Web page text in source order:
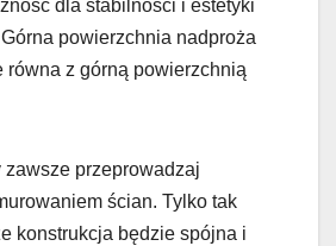
dla stabilności i estetyki
powierzchnia nadproża
równa z górną powierzchnią
zawsze przeprowadzaj
ścian. Tylko tak
konstrukcja będzie spójna i